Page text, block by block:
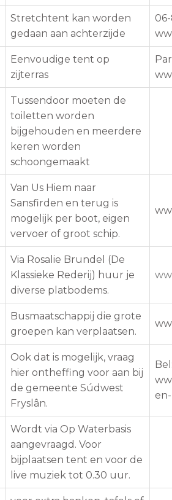
Stretchtent kan worden
gedaan aan achterzijde
Eenvoudige tent op
zijterras
Tussendoor moeten de
toiletten worden
bijgehouden en meerdere
keren worden
schoongemaakt
Van Us Hiem naar
Sansfirden en terug is
mogelijk per boot, eigen
vervoer of groot schip.
Via Rosalie Brundel (De
Klassieke Rederij) huur je
diverse platbodems.
Busmaatschappij die grote
groepen kan verplaatsen.
Ook dat is mogelijk, vraag
hier ontheffing voor aan bij
de gemeente Súdwest
Fryslân.
Wordt via Op Waterbasis
aangevraagd. Voor
bijplaatsen tent en voor de
live muziek tot 0.30 uur.